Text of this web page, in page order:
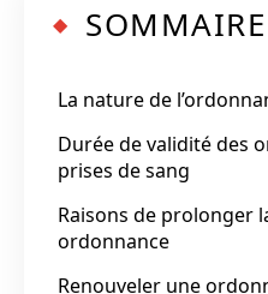
SOMMAIRE
La nature de
Durée de validité des
prises de sang
Raisons de prolonger
ordonnance
Renouveler une